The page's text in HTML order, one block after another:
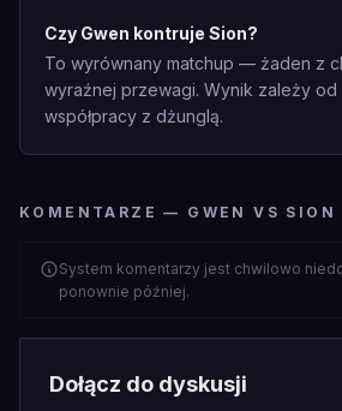
Czy Gwen kontruje Sion?
To wyrównany matchup — żaden z
wyraźnej przewagi. Wynik zależy od
współpracy z dżunglą.
KOMENTARZE — GWEN VS SION
System komentarzy jest chwilowo
ponownie później.
Dołącz do dyskusji